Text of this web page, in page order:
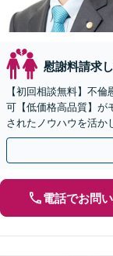
慰謝料請求
【初回相談無料】不
可【低価格高品質】が
されたノウハウを活か
目指します。【休日・
電話でお問